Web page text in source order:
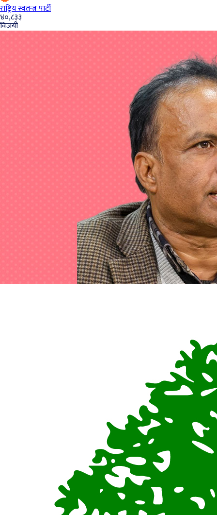
राष्ट्रिय स्वतन्त्र पार्टी
४०,८३३
विजयी